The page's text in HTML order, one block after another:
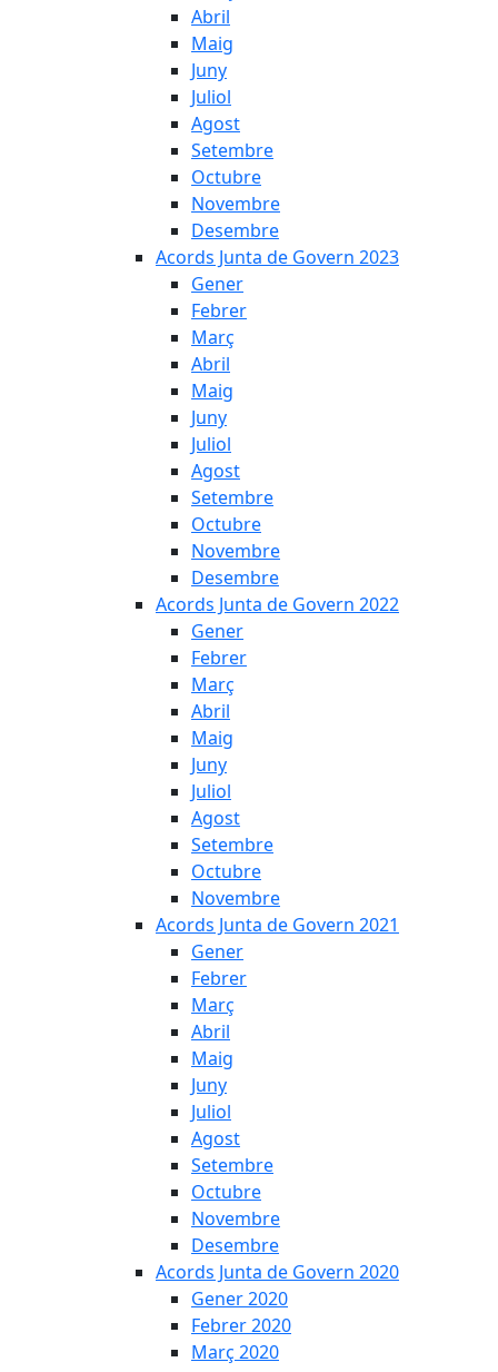
Abril
Maig
Juny
Juliol
Agost
Setembre
Octubre
Novembre
Desembre
Acords Junta de Govern 2023
Gener
Febrer
Març
Abril
Maig
Juny
Juliol
Agost
Setembre
Octubre
Novembre
Desembre
Acords Junta de Govern 2022
Gener
Febrer
Març
Abril
Maig
Juny
Juliol
Agost
Setembre
Octubre
Novembre
Acords Junta de Govern 2021
Gener
Febrer
Març
Abril
Maig
Juny
Juliol
Agost
Setembre
Octubre
Novembre
Desembre
Acords Junta de Govern 2020
Gener 2020
Febrer 2020
Març 2020